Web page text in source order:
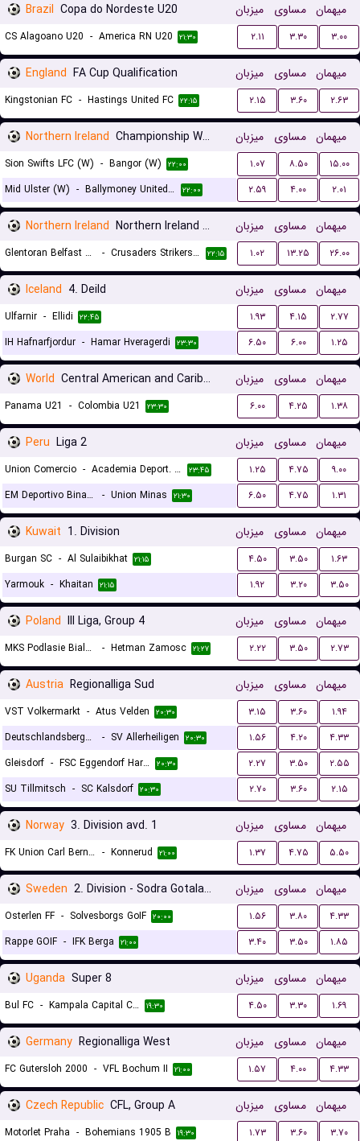
Brazil Copa do Nordeste U20 میزبان مساوی میهمان
CS Alagoano U20 - America RN U20 ۲۱:۳۰ ۲.۱۱ ۳.۳۰ ۳.۰۰
England FA Cup Qualification میزبان مساوی میهمان
Kingstonian FC - Hastings United FC ۲۲:۱۵ ۲.۱۵ ۳.۶۰ ۲.۶۳
Northern Ireland Championship Women میزبان مساوی میهمان
Sion Swifts LFC (W) - Bangor (W) ۲۲:۰۰ ۱.۰۷ ۸.۵۰
۱۵.۰۰
Mid Ulster (W) - Ballymoney United (W) ۲۲:۰۰ ۲.۵۹ ۴.۰۰ ۲.۰۱
Northern Ireland Northern Ireland Premier League Women میزبان مساوی میهمان
Glentoran Belfast United (W) - Crusaders Strikers FC (W) ۲۲:۱۵ ۱.۰۲ ۱۳.۲۵ ۲۶.۰۰
Iceland 4. Deild میزبان مساوی میهمان
Ulfarnir - Ellidi ۲۲:۴۵ ۱.۹۳ ۴.۱۵
۲.۷۷
IH Hafnarfjordur - Hamar Hveragerdi ۲۳:۳۰ ۶.۵۰ ۶.۰۰ ۱.۲۵
World Central American and Caribbean Games میزبان مساوی میهمان
Panama U21 - Colombia U21 ۲۳:۳۰ ۶.۰۰ ۴.۲۵ ۱.۳۸
Peru Liga 2 میزبان مساوی میهمان
Union Comercio - Academia Deport. Cantolao ۲۳:۴۵ ۱.۲۵ ۴.۷۵
۹.۰۰
EM Deportivo Binacional
- Union Minas ۲۱:۳۰ ۶.۵۰ ۴.۷۵ ۱.۳۱
Kuwait 1. Division میزبان مساوی میهمان
Burgan SC - Al Sulaibikhat ۲۱:۱۵ ۴.۵۰ ۳.۵۰
۱.۶۳
Yarmouk - Khaitan ۲۱:۱۵ ۱.۹۲ ۳.۲۰ ۳.۵۰
Poland III Liga, Group 4 میزبان مساوی میهمان
MKS Podlasie Biala Podlaska - Hetman Zamosc ۲۱:۲۷ ۲.۲۲ ۳.۵۰ ۲.۷۳
Austria Regionalliga Sud میزبان مساوی میهمان
VST Volkermarkt - Atus Velden ۲۰:۳۰ ۳.۱۵ ۳.۶۰
۱.۹۴
Deutschlandsberger SC
- SV Allerheiligen ۲۰:۳۰ ۱.۵۶ ۴.۲۰
۴.۳۳
Gleisdorf - FSC Eggendorf Hartberg II ۲۰:۳۰ ۲.۲۷ ۳.۵۰
۲.۵۵
SU Tillmitsch - SC Kalsdorf ۲۰:۳۰ ۲.۷۰ ۳.۶۰ ۲.۱۵
Norway 3. Division avd. 1 میزبان مساوی میهمان
FK Union Carl Berner - Konnerud ۲۱:۰۰ ۱.۳۷ ۴.۷۵ ۵.۵۰
Sweden 2. Division - Sodra Gotaland میزبان مساوی میهمان
Osterlen FF - Solvesborgs GoIF ۲۰:۰۰ ۱.۵۶ ۳.۸۰
۴.۳۳
Rappe GOIF - IFK Berga ۲۱:۰۰ ۳.۴۰ ۳.۵۰ ۱.۸۵
Uganda Super 8 میزبان مساوی میهمان
Bul FC - Kampala Capital City ۱۹:۳۰ ۴.۵۰ ۳.۳۰ ۱.۶۹
Germany Regionalliga West میزبان مساوی میهمان
FC Gutersloh 2000 - VFL Bochum II ۲۱:۰۰ ۱.۵۷ ۴.۰۰ ۴.۳۳
Czech Republic CFL, Group A میزبان مساوی میهمان
Motorlet Praha - Bohemians 1905 B ۱۹:۳۰ ۱.۷۳ ۳.۶۰ ۳.۷۰